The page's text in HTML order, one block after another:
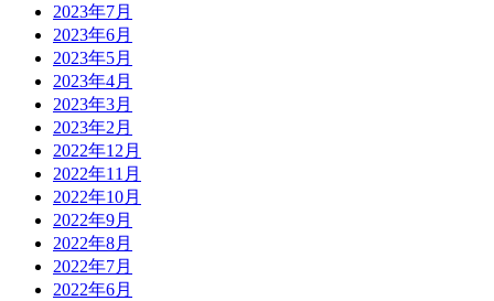
2023年7月
2023年6月
2023年5月
2023年4月
2023年3月
2023年2月
2022年12月
2022年11月
2022年10月
2022年9月
2022年8月
2022年7月
2022年6月